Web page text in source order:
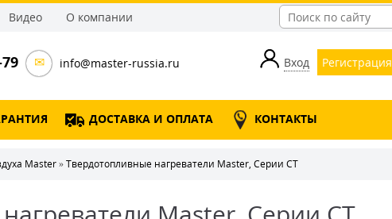
Видео О компании
info@master-russia.ru Вход Регистрация
ДОСТАВКА И ОПЛАТА КОНТАКТЫ
Master»Твердотопливные нагреватели Master, Серии CT